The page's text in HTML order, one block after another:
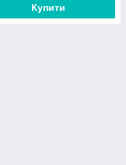
Купити